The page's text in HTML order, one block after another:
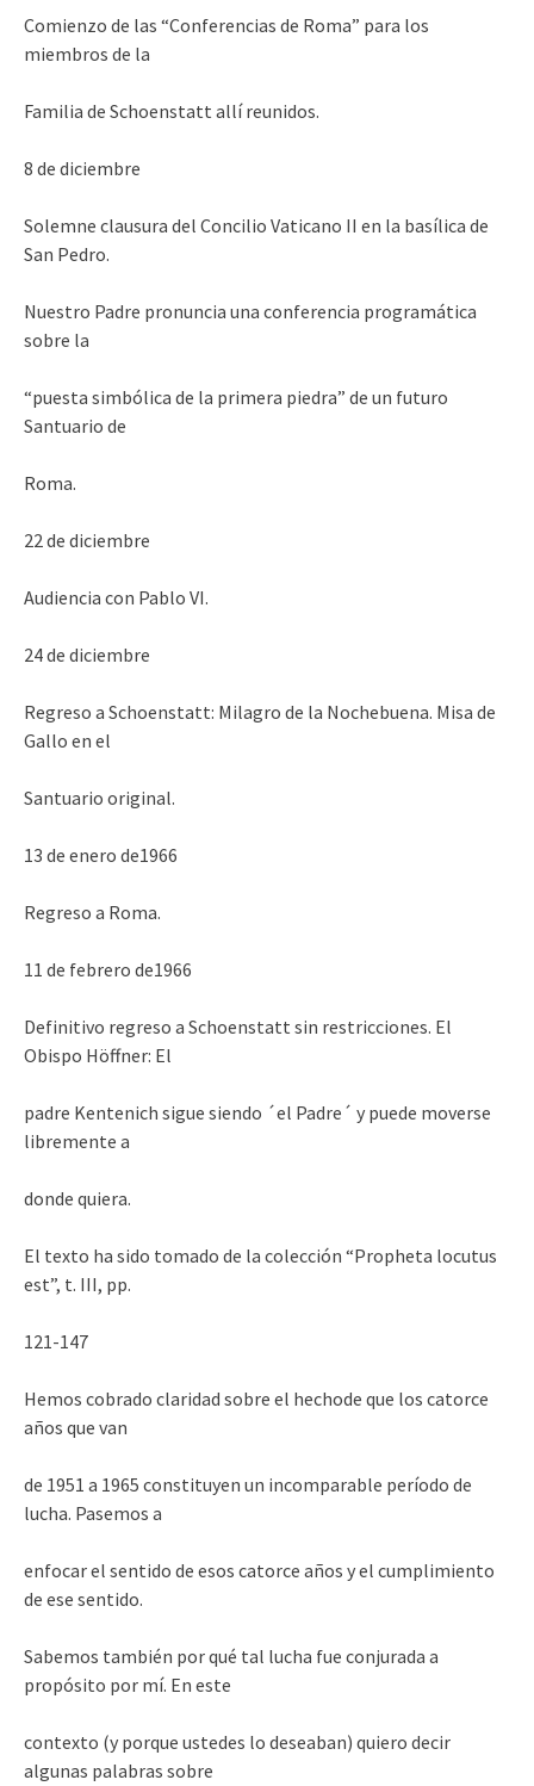
Comienzo de las “Conferencias de Roma” para los
miembros de la
Familia de Schoenstatt allí reunidos.
8 de diciembre
Solemne clausura del Concilio Vaticano II en la basílica de
San Pedro.
Nuestro Padre pronuncia una conferencia programática
sobre la
“puesta simbólica de la primera piedra” de un futuro
Santuario de
Roma.
22 de diciembre
Audiencia con Pablo VI.
24 de diciembre
Regreso a Schoenstatt: Milagro de la Nochebuena. Misa de
Gallo en el
Santuario original.
13 de enero de1966
Regreso a Roma.
11 de febrero de1966
Definitivo regreso a Schoenstatt sin restricciones. El
Obispo Höffner: El
padre Kentenich sigue siendo ´el Padre´ y puede moverse
libremente a
donde quiera.
El texto ha sido tomado de la colección “Propheta locutus
est”, t. III, pp.
121-147
Hemos cobrado claridad sobre el hechode que los catorce
años que van
de 1951 a 1965 constituyen un incomparable período de
lucha. Pasemos a
enfocar el sentido de esos catorce años y el cumplimiento
de ese sentido.
Sabemos también por qué tal lucha fue conjurada a
propósito por mí. En este
contexto (y porque ustedes lo deseaban) quiero decir
algunas palabras sobre